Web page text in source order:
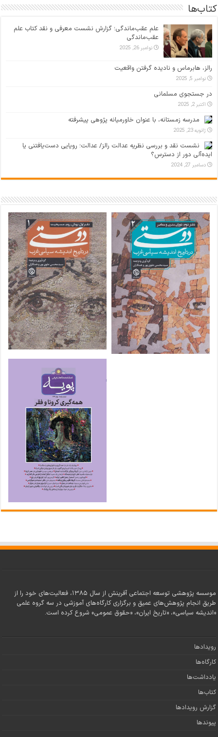
کتاب‌ها
علم عقب‌ماندگی؛ گزارش نشست معرفی و نقد کتاب علم
عقب‌ماندگی
نوامبر 26, 2025
رالز، هابرماس و نادیده گرفتن واقعیت
نوامبر 5, 2025
در جستجوی مسلمانی
اکتبر 2, 2025
مدرسه زمستانه، با عنوان خاورمیانه پژوهی پیشرفته
ژانویه 23, 2025
نشست نقد و بررسی نظریه عدالت رالز/ عدالت؛ رویایی دست‌یافتنی یا
ایده‌آلی دور از دسترس؟
دسامبر 27, 2024
موسسه پژوهشی توسعه اجتماعی آفرینش از سال ۱۳۸۵، فعالیت‌های خود را از
طریق انجام پژوهش‌های عمیق و برگزاری کارگاه‌های آموزشی در سه گروه علمی
«اندیشه سیاسی»، «تاریخ ایران»، «حقوق عمومی» شروع کرده است.
رویدادها
کارگاه‌ها
یادداشت‌ها
کتاب‌ها
گزارش رویدادها
پیوندها